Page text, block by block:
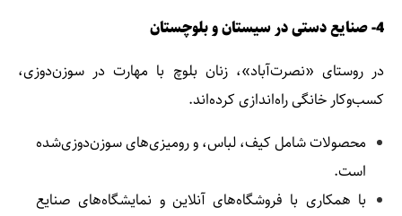
در روستای «نصرت‌آباد»، زنان بلوچ با مهارت در سوزن‌دوزی،
کسب‌وکار خانگی راه‌اندازی کرده‌اند.
محصولات شامل کیف، لباس، و رومیزی‌های سوزن‌دوزی‌شده
است.
با همکاری با فروشگاه‌های آنلاین و نمایشگاه‌های صنایع